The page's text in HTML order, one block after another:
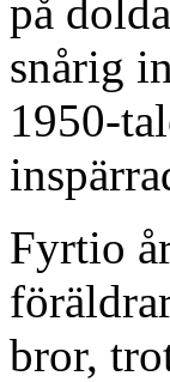
på
snårig
1950-
Fyrtio
bror,